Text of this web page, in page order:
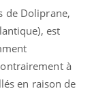
de Doliprane,
est
à
en raison de